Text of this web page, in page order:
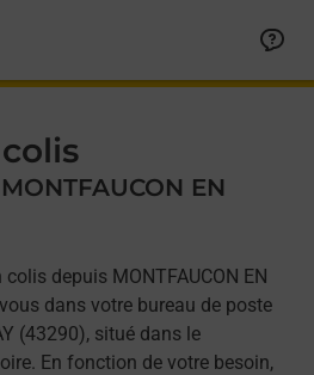
EN
depuis MONTFAUCON EN
dans votre bureau de poste
(43290), situé dans le
En fonction de votre besoin,